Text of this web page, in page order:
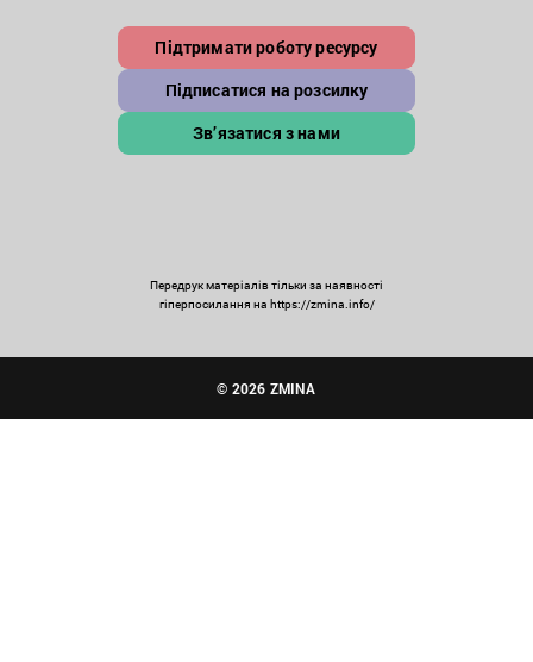
Підтримати роботу ресурсу
Підписатися на розсилку
Зв’язатися з нами
Передрук матеріалів тільки за наявності
гіперпосилання на https://zmina.info/
© 2026 ZMINA